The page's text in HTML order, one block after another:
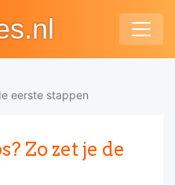
eerste stappen
Zo zet je de